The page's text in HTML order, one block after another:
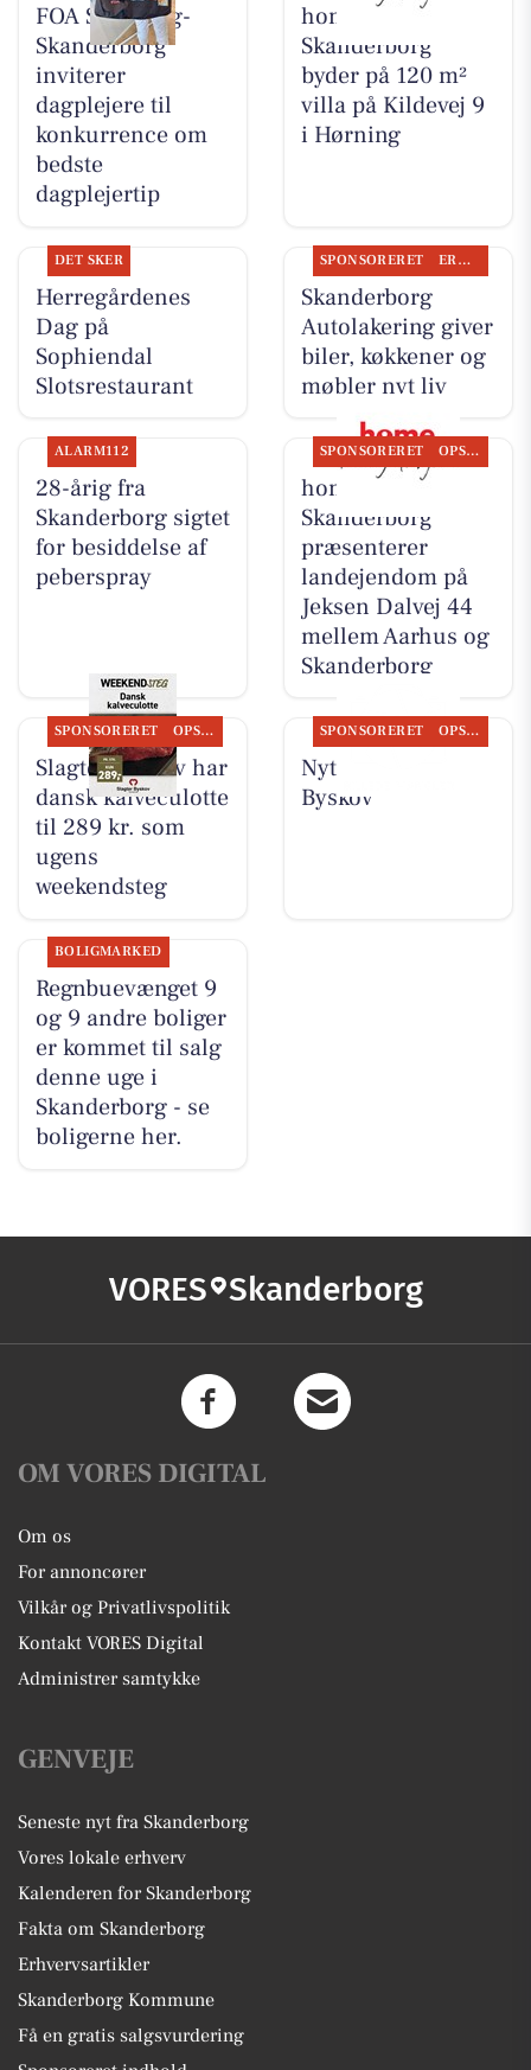
FOA Silkeborg-
Skanderborg
inviterer
dagplejere til
konkurrence om
bedste
dagplejertip
home
Skanderborg
byder på 120 m²
villa på Kildevej 9
i Hørning
DET SKER
Herregårdenes
Dag på
Sophiendal
Slotsrestaurant
SPONSORERET ERHVERV
Skanderborg
Autolakering giver
biler, køkkener og
møbler nyt liv
ALARM112
28-årig fra
Skanderborg sigtet
for besiddelse af
peberspray
SPONSORERET OPSLAGSTAVLEN
home
Skanderborg
præsenterer
landejendom på
Jeksen Dalvej 44
mellem Aarhus og
Skanderborg
SPONSORERET OPSLAGSTAVLEN
Slagter Byskov har
dansk kalveculotte
til 289 kr. som
ugens
weekendsteg
SPONSORERET OPSLAGSTAVLEN
Nyt fra Slagter
Byskov
BOLIGMARKED
Regnbuevænget 9
og 9 andre boliger
er kommet til salg
denne uge i
Skanderborg - se
boligerne her.
VORES Skanderborg
OM VORES DIGITAL
Om os
For annoncører
Vilkår og Privatlivspolitik
Kontakt VORES Digital
Administrer samtykke
GENVEJE
Seneste nyt fra Skanderborg
Vores lokale erhverv
Kalenderen for Skanderborg
Fakta om Skanderborg
Erhvervsartikler
Skanderborg Kommune
Få en gratis salgsvurdering